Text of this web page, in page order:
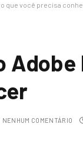
que você precisa
NENHUM COMENTÁRIO